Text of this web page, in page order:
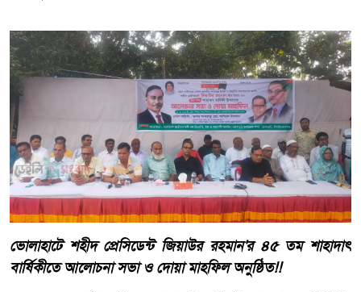
ভোলাহাটে শহীদ প্রেসিডেন্ট জিয়াউর রহমান'র ৪৫ তম শাহাদাৎ
বার্ষিকীতে আলোচনা সভা ও দোয়া মাহফিল অনুষ্ঠিত!!